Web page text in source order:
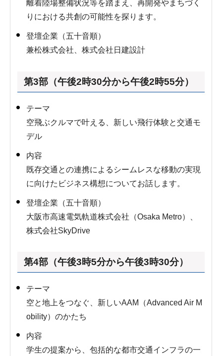
離着陸場整備状況等を踏まえ、再開発やまちづく
りにおける共創の可能性を探ります。
登壇企業（五十音順）
兼松株式会社、株式会社日建設計
第3部（午後2時30分から午後2時55分）
テーマ
空飛ぶクルマで叶える、新しい飛行体験と交通モ
デル
内容
既存交通との連携によるシームレスな移動の実現
に向けたビジネス構想についてお話します。
登壇企業（五十音順）
大阪市高速電気軌道株式会社（Osaka Metro）、
株式会社SkyDrive
第4部（午後3時5分から午後3時30分）
テーマ
空と地上をつなぐ、新しいAAM（Advanced Air M
obility）のかたち
内容
学生の提案から、包括的な都市交通インフラの一